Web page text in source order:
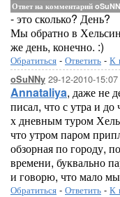
Ответ на комментарий
- это сколько? День?
Мы обратно в
же день, конечно. :)
Обратиться - Ответить - К
oSuNNy 29-12-2010-15:07
Annataliya, даже не
писал, что с утра и
х дневным туром
что утром паром
обзорная по городу,
времени, буквально
и говорю, что мало
Обратиться - Ответить - К